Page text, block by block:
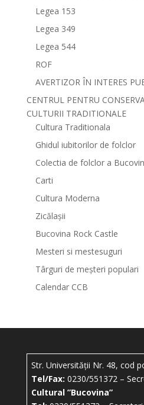
Legea 153
Legea 349
Legea 544
ROF
AVERTIZOR ÎN INTERES
CENTRUL PENTRU
CULTURII TRADITIONALE
Cultura Traditionala
Ghidul iubitorilor de folclor
Colectia de folclor a
Carti
Cultura Moderna
Zicălașii
Bucovina Rock Castle
Mesteri si mestesuguri
Târguri de meșteri populari
Calendar CCB
Str. Universității Nr. 48, cod
Tel/Fax: 0230/551372 –
Cultural ”Bucovina”